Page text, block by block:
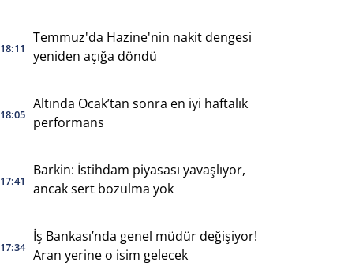
18:11
Temmuz'da Hazine'nin nakit dengesi
yeniden açığa döndü
18:05
Altında Ocak’tan sonra en iyi haftalık
performans
17:41
Barkin: İstihdam piyasası yavaşlıyor,
ancak sert bozulma yok
17:34
İş Bankası’nda genel müdür değişiyor!
Aran yerine o isim gelecek